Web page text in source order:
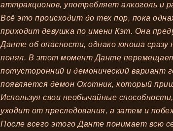
аттракционов, употребляет алкоголь и
Всё это происходит до тех пор, пока
приходит девушка по имени Кэт. Она
Данте об опасности, однако юноша сразу
понял. В этот момент Данте
потусторонний и демонический вариант
появляется демон Охотник, который
Используя свои необычайные
уходит от преследования, а затем и
После всего этого Данте понимает всю